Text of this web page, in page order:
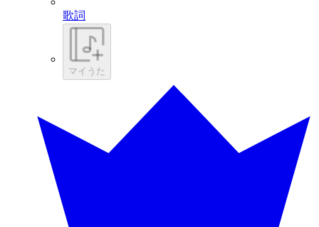
歌詞
マイうた